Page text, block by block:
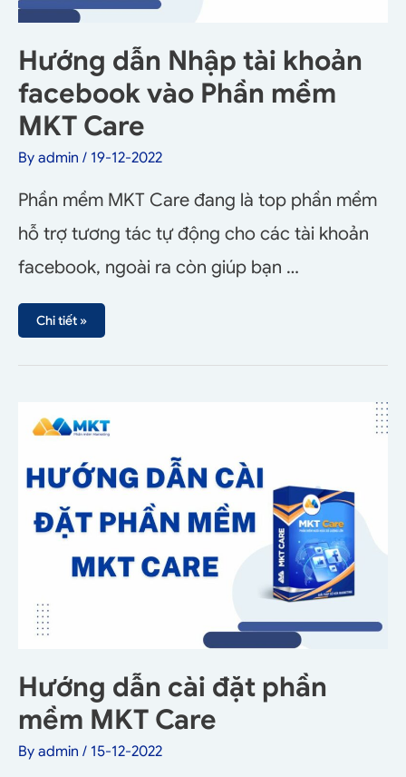
Hướng dẫn Nhập tài khoản
facebook vào Phần mềm
MKT Care
By admin / 19-12-2022
Phần mềm MKT Care đang là top phần mềm
hỗ trợ tương tác tự động cho các tài khoản
facebook, ngoài ra còn giúp bạn …
Chi tiết »
Hướng dẫn cài đặt phần
mềm MKT Care
By admin / 15-12-2022